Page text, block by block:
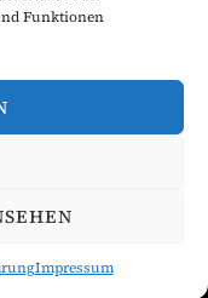
Funktionen
Impressum